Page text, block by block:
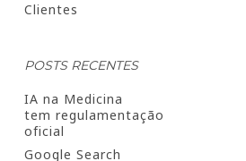
Clientes
POSTS RECENTES
IA na Medicina
tem regulamentação
oficial
Google Search